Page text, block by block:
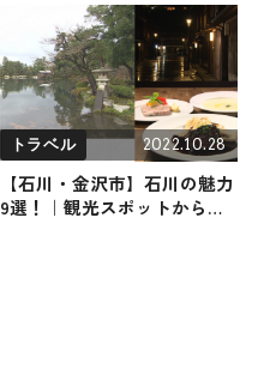
青い絨毯と春限定フードを満
喫 ｜ 神奈川県横須賀市
トラベル 2022.10.28
【石川・金沢市】石川の魅力
9選！｜観光スポットからグ